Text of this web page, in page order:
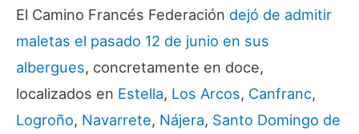
El Camino Francés Federación dejó de admitir
maletas el pasado 12 de junio en sus
albergues, concretamente en doce,
localizados en Estella, Los Arcos, Canfranc,
Logroño, Navarrete, Nájera, Santo Domingo de